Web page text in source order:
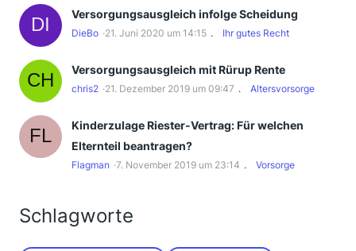
Versorgungsausgleich infolge Scheidung
DieBo 21. Juni 2020 um 14:15 Ihr gutes Recht
Versorgungsausgleich mit Rürup Rente
chris2 21. Dezember 2019 um 09:47 Altersvorsorge
Kinderzulage Riester-Vertrag: Für welchen
Elternteil beantragen?
Flagman 7. November 2019 um 23:14 Vorsorge
Schlagworte